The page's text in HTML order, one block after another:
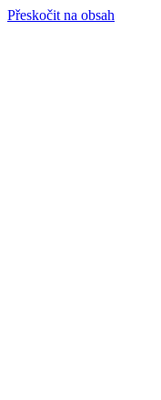
Přeskočit na obsah